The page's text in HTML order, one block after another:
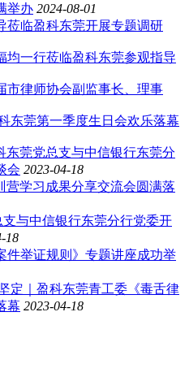
举办 2024-08-01
莅临盈科东莞开展专题调研
均一行莅临盈科东莞参观指导
市律师协会副监事长、理事
东莞第一季度生日会欢乐落幕
东莞党总支与中信银行东莞分
会 2023-04-18
营学习成果分享交流会圆满落
与中信银行东莞分行党委开
18
件举证规则》专题讲座成功举
定｜盈科东莞青工委《毒舌律
幕 2023-04-18